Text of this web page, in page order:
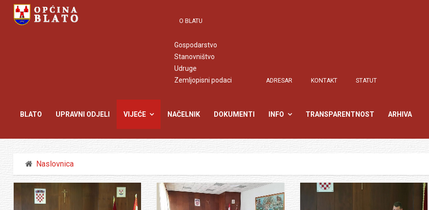
O BLATU
Gospodarstvo
Stanovništvo
Udruge
Zemljopisni podaci
ADRESAR KONTAKT STATUT
BLATO UPRAVNI ODJELI VIJEĆE NAČELNIK DOKUMENTI INFO TRANSPARENTNOST ARHIVA
Naslovnica